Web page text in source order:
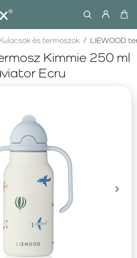
Kimmie 250 ml
Ecru
és termoszok LIEWOOD